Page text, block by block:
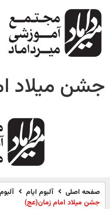
جشن میلاد
صفحه اصلی آلبوم ایام
جشن میلاد امام زمان(عج)